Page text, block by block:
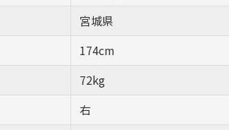
宮城県
174cm
72kg
右